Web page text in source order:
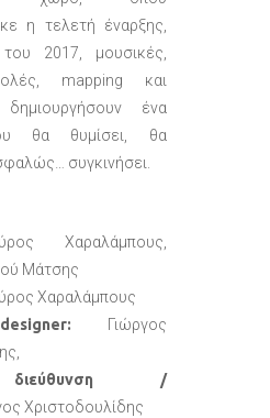
η τελετή έναρξης,
2017, μουσικές,
mapping και
ένα
θα θυμίσει, θα
συγκινήσει.
Χαραλάμπους,
Μάτσης
Χαραλάμπους
Γιώργος
/
Χριστοδουλίδης